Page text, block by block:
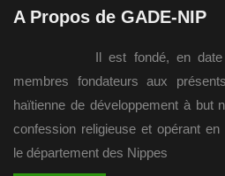
A Propos de GADE-NIP
Il est fondé, en
membres fondateurs aux
haïtienne de développement à but
confession religieuse et opérant
le département des Nippes